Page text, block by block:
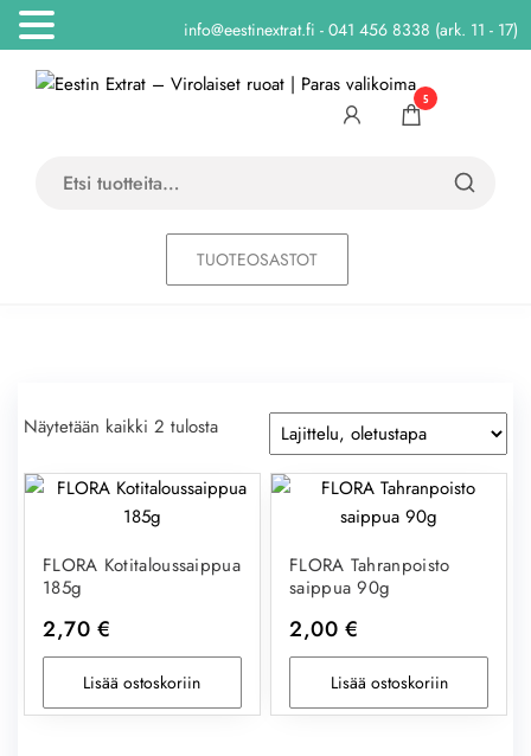
Eestin
ruoat |
Paras
Eestistä
TUOTEOSASTOT
5
Näytetään kaikki 2 tulosta
FLORA Kotitaloussaippua
185g
2,70 €
Lisää ostoskoriin
FLORA Tahranpoisto
saippua 90g
2,00 €
Lisää ostoskoriin
info@eestinextrat.fi - 041 456 8338 (ark. 11 - 17)